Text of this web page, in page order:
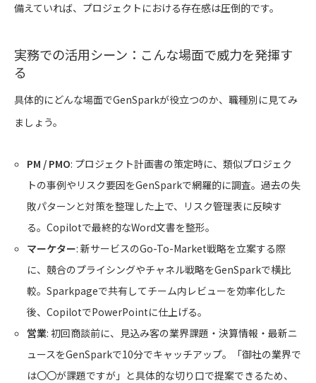
備えていれば、プロジェクトにおける存在感は圧倒的です。
実務での活用シーン：こんな場面で威力を発揮す
る
具体的にどんな場面でGenSparkが役立つのか、職種別に見てみ
ましょう。
PM / PMO: プロジェクト計画書の策定時に、類似プロジェク
トの事例やリスク要因をGenSparkで網羅的に調査。過去の失
敗パターンと対策を整理した上で、リスク管理表に反映す
る。Copilotで最終的なWord文書を整形。
マーケター: 新サービスのGo-To-Market戦略を立案する際
に、競合のプライシングやチャネル戦略をGenSparkで横比
較。Sparkpageで共有してチーム内レビューを効率化した
後、CopilotでPowerPointに仕上げる。
営業: 初回商談前に、見込み客の業界課題・決算情報・最新ニ
ュースをGenSparkで10分でキャッチアップ。「御社の業界で
は〇〇が課題ですが」と具体的な切り口で提案できるため、